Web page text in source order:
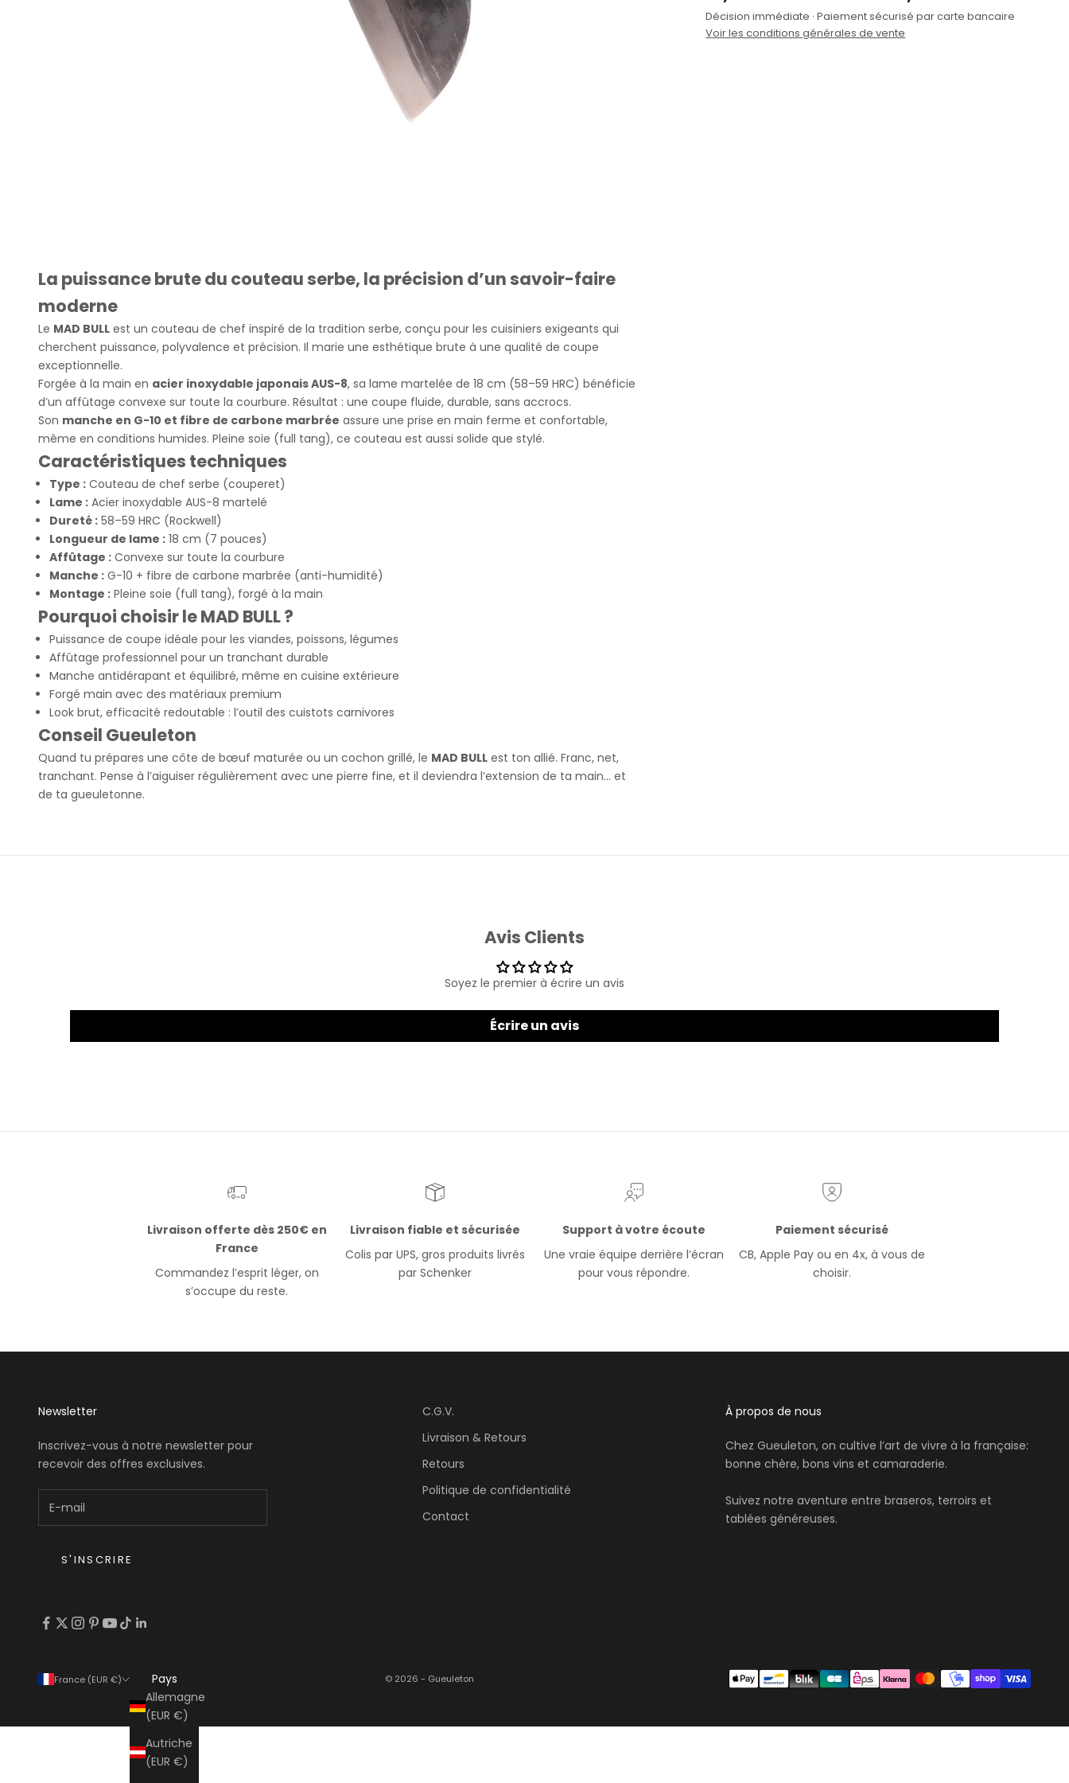
Décision immédiate · Paiement sécurisé par carte bancaire
Voir les conditions générales de vente
La puissance brute du couteau serbe, la précision d’un savoir-faire
moderne
Le MAD BULL est un couteau de chef inspiré de la tradition serbe, conçu pour les cuisiniers exigeants qui
cherchent puissance, polyvalence et précision. Il marie une esthétique brute à une qualité de coupe
exceptionnelle.
Forgée à la main en acier inoxydable japonais AUS-8, sa lame martelée de 18 cm (58–59 HRC) bénéficie
d’un affûtage convexe sur toute la courbure. Résultat : une coupe fluide, durable, sans accrocs.
Son manche en G-10 et fibre de carbone marbrée assure une prise en main ferme et confortable,
même en conditions humides. Pleine soie (full tang), ce couteau est aussi solide que stylé.
Caractéristiques techniques
Type : Couteau de chef serbe (couperet)
Lame : Acier inoxydable AUS-8 martelé
Dureté : 58–59 HRC (Rockwell)
Longueur de lame : 18 cm (7 pouces)
Affûtage : Convexe sur toute la courbure
Manche : G-10 + fibre de carbone marbrée (anti-humidité)
Montage : Pleine soie (full tang), forgé à la main
Pourquoi choisir le MAD BULL ?
Puissance de coupe idéale pour les viandes, poissons, légumes
Affûtage professionnel pour un tranchant durable
Manche antidérapant et équilibré, même en cuisine extérieure
Forgé main avec des matériaux premium
Look brut, efficacité redoutable : l’outil des cuistots carnivores
Conseil Gueuleton
Quand tu prépares une côte de bœuf maturée ou un cochon grillé, le MAD BULL est ton allié. Franc, net,
tranchant. Pense à l’aiguiser régulièrement avec une pierre fine, et il deviendra l’extension de ta main… et
de ta gueuletonne.
Avis Clients
Soyez le premier à écrire un avis
Écrire un avis
Livraison offerte dès 250€ en
France
Commandez l’esprit léger, on
s’occupe du reste.
Livraison fiable et sécurisée
Colis par UPS, gros produits livrés
par Schenker
Support à votre écoute
Une vraie équipe derrière l’écran
pour vous répondre.
Paiement sécurisé
CB, Apple Pay ou en 4x, à vous de
choisir.
Newsletter
Inscrivez-vous à notre newsletter pour
recevoir des offres exclusives.
S'INSCRIRE
C.G.V.
Livraison & Retours
Retours
Politique de confidentialité
Contact
À propos de nous
Chez Gueuleton, on cultive l’art de vivre à la française:
bonne chère, bons vins et camaraderie.
Suivez notre aventure entre braseros, terroirs et
tablées généreuses.
France (EUR €)
Pays
Allemagne
(EUR €)
Autriche
(EUR €)
© 2026 - Gueuleton